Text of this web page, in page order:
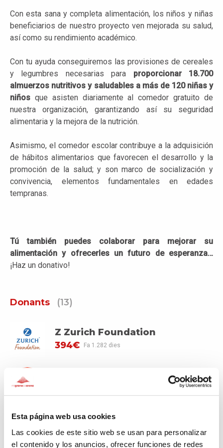
Esta página web usa cookies
Las cookies de este sitio web se usan para personalizar
el contenido y los anuncios, ofrecer funciones de redes
Con esta sana y completa alimentación, los niños y niñas
beneficiarios de nuestro proyecto ven mejorada su salud,
así como su rendimiento académico.
Con tu ayuda conseguiremos las provisiones de cereales
y legumbres necesarias para proporcionar 18.700
almuerzos nutritivos y saludables a más de 120 niñas y
niños que asisten diariamente al comedor gratuito de
nuestra organización, garantizando así su seguridad
alimentaria y la mejora de la nutrición.
Asimismo, el comedor escolar contribuye a la adquisición
de hábitos alimentarios que favorecen el desarrollo y la
promoción de la salud; y son marco de socialización y
convivencia, elementos fundamentales en edades
tempranas.
Tú también puedes colaborar para mejorar su
alimentación y ofrecerles un futuro de esperanza…
¡Haz un donativo!
Donants (13)
Z Zurich Foundation
394€
Fa 1.282 dies
100€